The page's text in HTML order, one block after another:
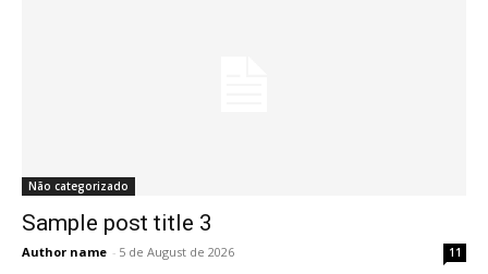
Não categorizado
Sample post title 3
Author name - 5 de August de 2026 11